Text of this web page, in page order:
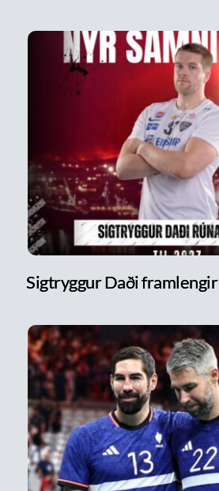
Sigtryggur Daði